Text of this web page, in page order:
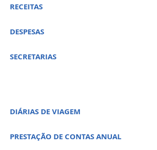
RECEITAS
DESPESAS
SECRETARIAS
DIÁRIAS DE VIAGEM
PRESTAÇÃO DE CONTAS ANUAL